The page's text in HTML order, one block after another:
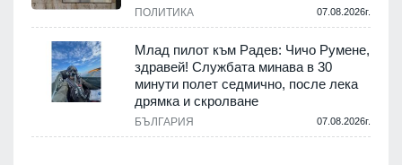
ПОЛИТИКА 07.08.2026г.
Млад пилот към Радев: Чичо Румене,
здравей! Службата минава в 30
минути полет седмично, после лека
дрямка и скролване
БЪЛГАРИЯ 07.08.2026г.